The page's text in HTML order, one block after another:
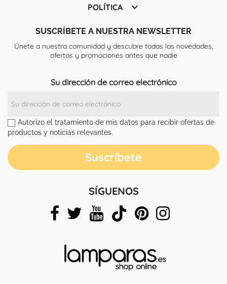
POLÍTICA 
SUSCRÍBETE A NUESTRA NEWSLETTER
Únete a nuestra comunidad y descubre todas las novedades,
ofertas y promociones antes que nadie
Su dirección de correo electrónico
Autorizo el tratamiento de mis datos para recibir ofertas de
productos y noticias relevantes.
SÍGUENOS